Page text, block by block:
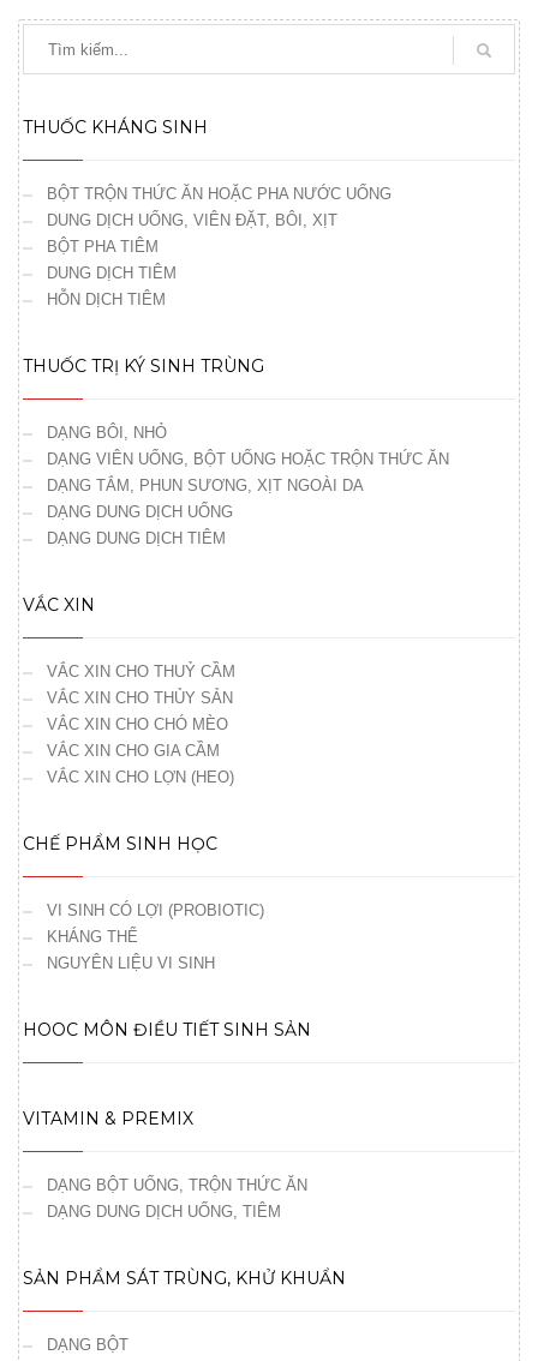
THUỐC KHÁNG SINH
BỘT TRỘN THỨC ĂN HOẶC PHA NƯỚC UỐNG
DUNG DỊCH UỐNG, VIÊN ĐẶT, BÔI, XỊT
BỘT PHA TIÊM
DUNG DỊCH TIÊM
HỖN DỊCH TIÊM
THUỐC TRỊ KÝ SINH TRÙNG
DẠNG BÔI, NHỎ
DẠNG VIÊN UỐNG, BỘT UỐNG HOẶC TRỘN THỨC ĂN
DẠNG TẮM, PHUN SƯƠNG, XỊT NGOÀI DA
DẠNG DUNG DỊCH UỐNG
DẠNG DUNG DỊCH TIÊM
VẮC XIN
VẮC XIN CHO THUỶ CẦM
VẮC XIN CHO THỦY SẢN
VẮC XIN CHO CHÓ MÈO
VẮC XIN CHO GIA CẦM
VẮC XIN CHO LỢN (HEO)
CHẾ PHẨM SINH HỌC
VI SINH CÓ LỢI (PROBIOTIC)
KHÁNG THỂ
NGUYÊN LIỆU VI SINH
HOOC MÔN ĐIỀU TIẾT SINH SẢN
VITAMIN & PREMIX
DẠNG BỘT UỐNG, TRỘN THỨC ĂN
DẠNG DUNG DỊCH UỐNG, TIÊM
SẢN PHẨM SÁT TRÙNG, KHỬ KHUẨN
DẠNG BỘT